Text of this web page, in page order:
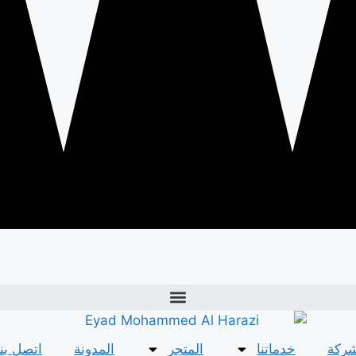
خدماتنا المتجر المدونة اتصل